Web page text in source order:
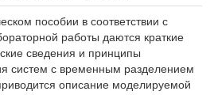
пособии в соответствии с
работы даются краткие
сведения и принципы
систем с временным разделением
описание моделируемой